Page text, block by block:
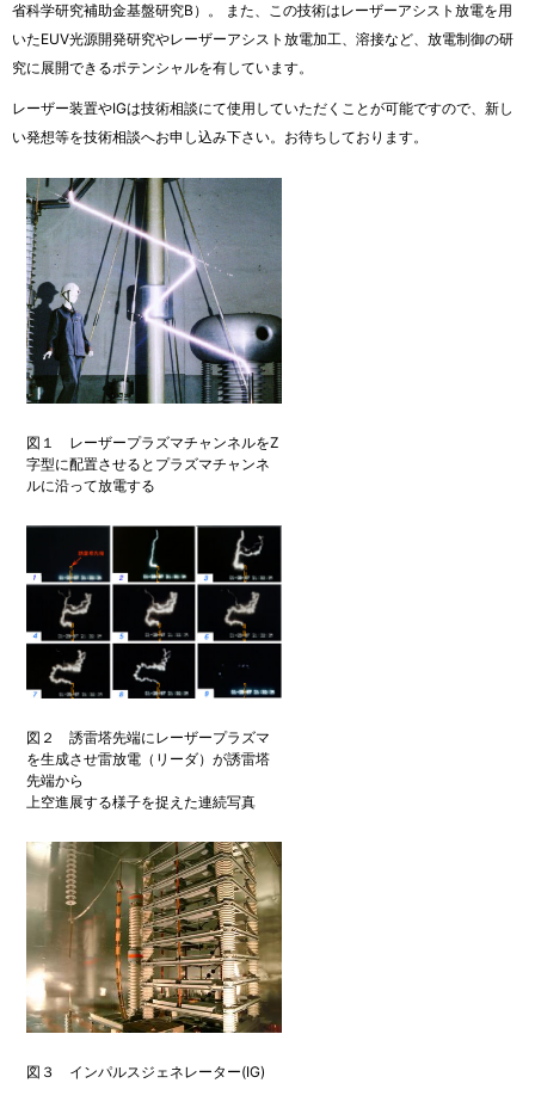
省科学研究補助金基盤研究B）。 また、この技術はレーザーアシスト放電を用
いたEUV光源開発研究やレーザーアシスト放電加工、溶接など、放電制御の研
究に展開できるポテンシャルを有しています。
レーザー装置やIGは技術相談にて使用していただくことが可能ですので、新し
い発想等を技術相談へお申し込み下さい。お待ちしております。
図１ レーザープラズマチャンネルをZ
字型に配置させるとプラズマチャンネ
ルに沿って放電する
図２ 誘雷塔先端にレーザープラズマ
を生成させ雷放電（リーダ）が誘雷塔
先端から
上空進展する様子を捉えた連続写真
図３ インパルスジェネレーター(IG)